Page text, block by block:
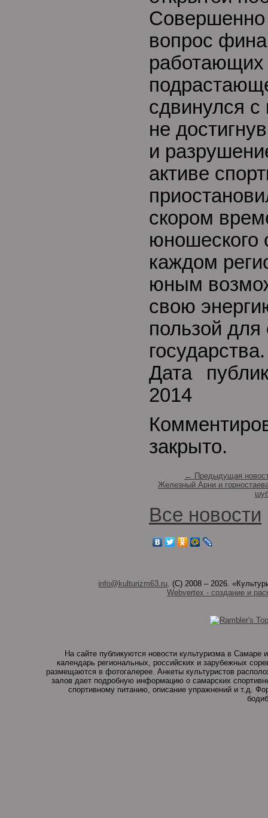
Совершенно
вопрос
работающих
сдвинулся с
не
и
активе
скором
юношеского
каждом
юным
свою
пользой
государства.
Дата
2014
закрыто.
← Предыдущая
Железный Арни и
Все новости
info@kulturizm63.ru. (C) 2008 – 2026.
Webvertex - создание и
На сайте публикуются новости культуризма в
календарь региональных, российских и зарубежных
размещаются в фотогалерее. Анкеты культуристов
залов дает подробную информацию о самарских
спортивному питанию, описание упражнений и т.д.